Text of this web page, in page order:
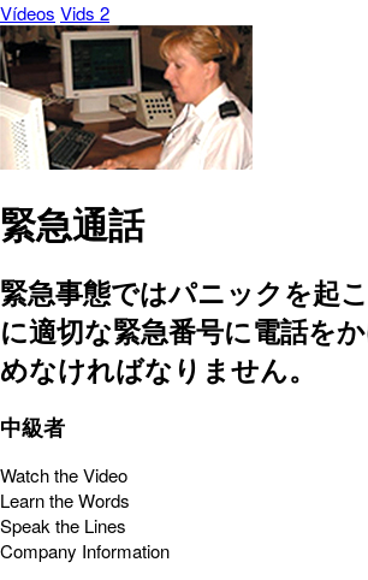
Vídeos Vids 2
緊急通話
緊急事態ではパニックを起
に適切な緊急番号に電話を
めなければなりません。
中級者
Watch the Video
Learn the Words
Speak the Lines
Company Information